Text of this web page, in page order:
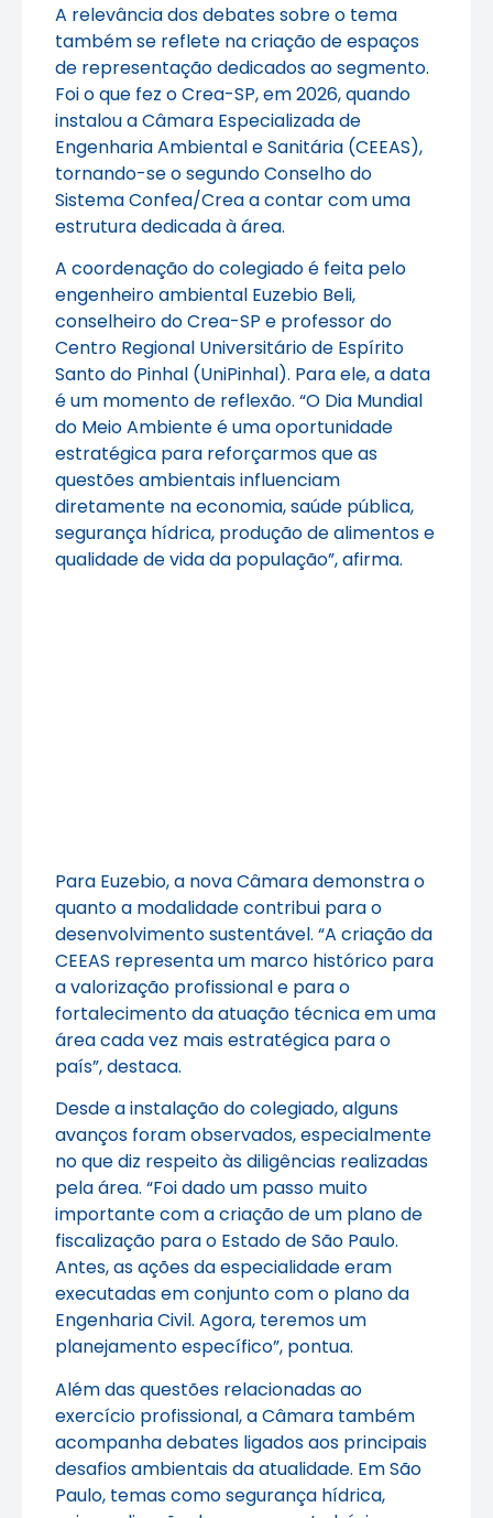
A relevância dos debates sobre o tema
também se reflete na criação de espaços
de representação dedicados ao segmento.
Foi o que fez o Crea-SP, em 2026, quando
instalou a Câmara Especializada de
Engenharia Ambiental e Sanitária (CEEAS),
tornando-se o segundo Conselho do
Sistema Confea/Crea a contar com uma
estrutura dedicada à área.
A coordenação do colegiado é feita pelo
engenheiro ambiental Euzebio Beli,
conselheiro do Crea-SP e professor do
Centro Regional Universitário de Espírito
Santo do Pinhal (UniPinhal). Para ele, a data
é um momento de reflexão. “O Dia Mundial
do Meio Ambiente é uma oportunidade
estratégica para reforçarmos que as
questões ambientais influenciam
diretamente na economia, saúde pública,
segurança hídrica, produção de alimentos e
qualidade de vida da população”, afirma.
Para Euzebio, a nova Câmara demonstra o
quanto a modalidade contribui para o
desenvolvimento sustentável. “A criação da
CEEAS representa um marco histórico para
a valorização profissional e para o
fortalecimento da atuação técnica em uma
área cada vez mais estratégica para o
país”, destaca.
Desde a instalação do colegiado, alguns
avanços foram observados, especialmente
no que diz respeito às diligências realizadas
pela área. “Foi dado um passo muito
importante com a criação de um plano de
fiscalização para o Estado de São Paulo.
Antes, as ações da especialidade eram
executadas em conjunto com o plano da
Engenharia Civil. Agora, teremos um
planejamento específico”, pontua.
Além das questões relacionadas ao
exercício profissional, a Câmara também
acompanha debates ligados aos principais
desafios ambientais da atualidade. Em São
Paulo, temas como segurança hídrica,